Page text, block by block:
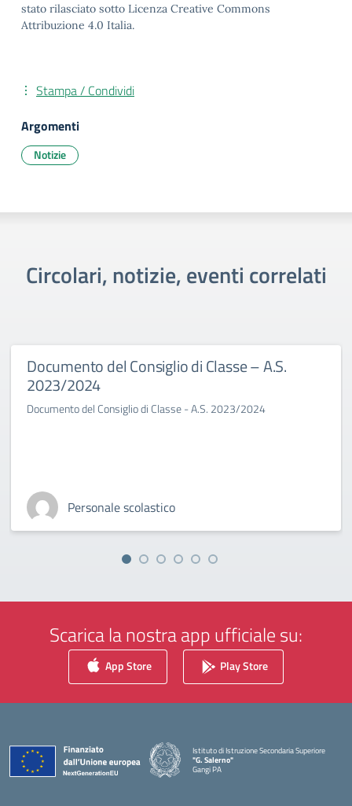
stato rilasciato sotto Licenza Creative Commons
Attribuzione 4.0 Italia.
Stampa / Condividi
Argomenti
Notizie
Circolari, notizie, eventi correlati
Documento del Consiglio di Classe – A.S.
2023/2024
Documento del Consiglio di Classe - A.S. 2023/2024
Personale scolastico
Scarica la nostra app ufficiale su:
App Store Play Store
Istituto di Istruzione Secondaria Superiore
"G. Salerno"
Gangi PA
— Visita la pagina iniziale della scuola